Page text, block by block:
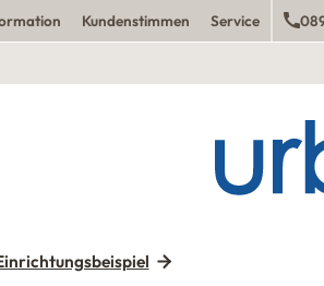
Kundenstimmen Service